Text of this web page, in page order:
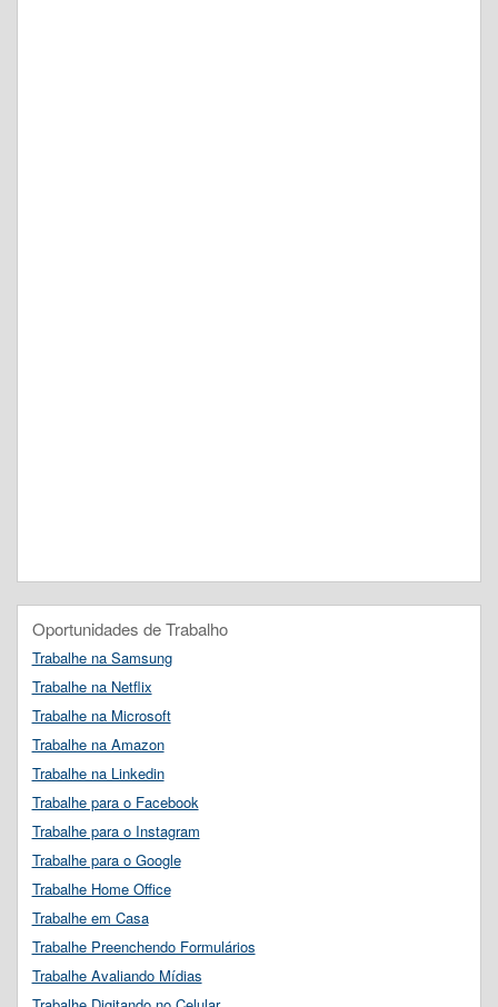
Oportunidades de Trabalho
Trabalhe na Samsung
Trabalhe na Netflix
Trabalhe na Microsoft
Trabalhe na Amazon
Trabalhe na Linkedin
Trabalhe para o Facebook
Trabalhe para o Instagram
Trabalhe para o Google
Trabalhe Home Office
Trabalhe em Casa
Trabalhe Preenchendo Formulários
Trabalhe Avaliando Mídias